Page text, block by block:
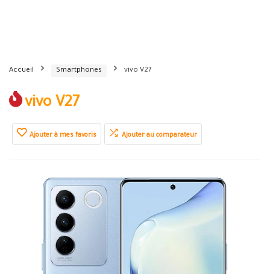
Accueil Smartphones vivo V27
vivo V27
Ajouter à mes favoris Ajouter au comparateur